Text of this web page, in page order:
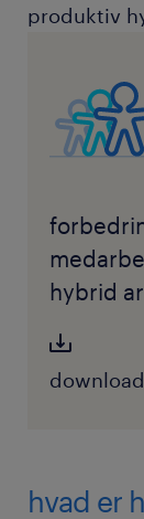
produktiv
hybrid
hvad er